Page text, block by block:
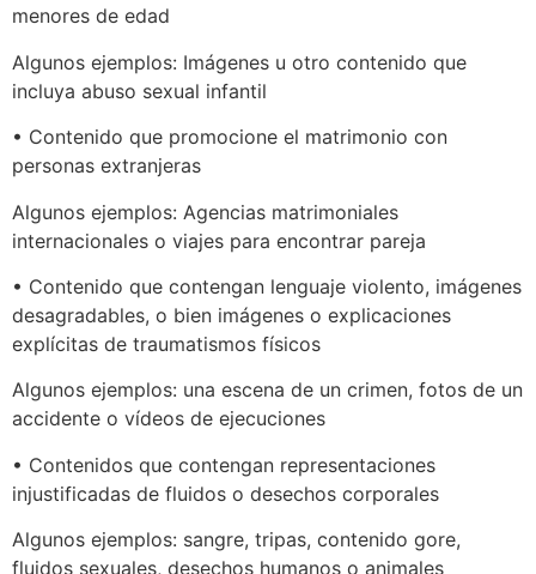
menores de edad
Algunos ejemplos: Imágenes u otro contenido que
incluya abuso sexual infantil
• Contenido que promocione el matrimonio con
personas extranjeras
Algunos ejemplos: Agencias matrimoniales
internacionales o viajes para encontrar pareja
• Contenido que contengan lenguaje violento, imágenes
desagradables, o bien imágenes o explicaciones
explícitas de traumatismos físicos
Algunos ejemplos: una escena de un crimen, fotos de un
accidente o vídeos de ejecuciones
• Contenidos que contengan representaciones
injustificadas de fluidos o desechos corporales
Algunos ejemplos: sangre, tripas, contenido gore,
fluidos sexuales, desechos humanos o animales